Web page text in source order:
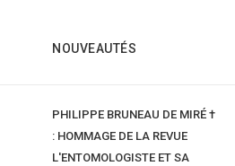
NOUVEAUTÉS
PHILIPPE BRUNEAU DE MIRÉ †
: HOMMAGE DE LA REVUE
L'ENTOMOLOGISTE ET SA